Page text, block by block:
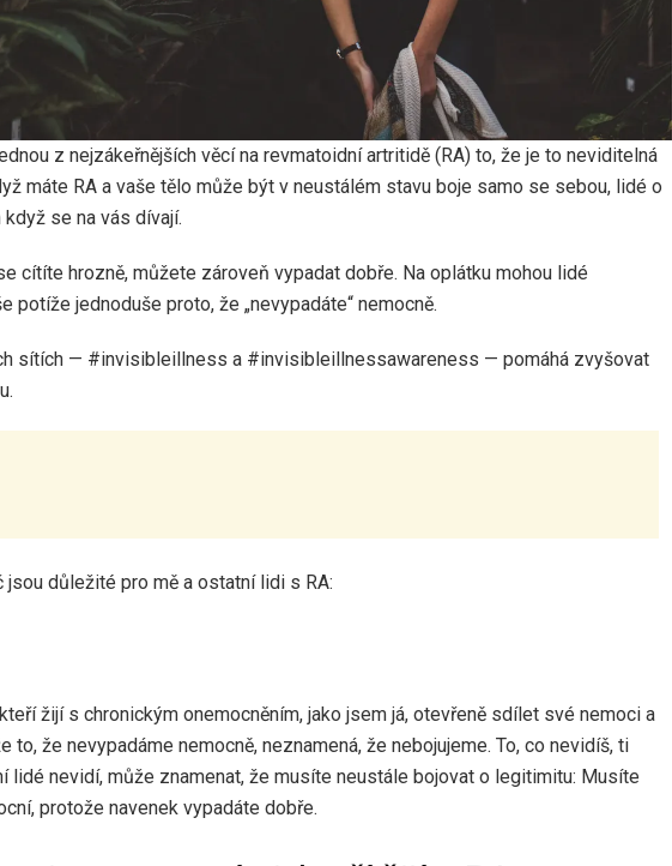
z nejzákeřnějších věcí na revmatoidní artritidě (RA) to, že je to neviditelná
máte RA a vaše tělo může být v neustálém stavu boje samo se sebou, lidé o
se na vás dívají.
cítíte hrozně, můžete zároveň vypadat dobře. Na oplátku mohou lidé
potíže jednoduše proto, že „nevypadáte“ nemocně.
sítích — #invisibleillness a #invisibleillnessawareness — pomáhá zvyšovat
důležité pro mě a ostatní lidi s RA:
žijí s chronickým onemocněním, jako jsem já, otevřeně sdílet své nemoci a
to, že nevypadáme nemocně, neznamená, že nebojujeme. To, co nevidíš, ti
lidé nevidí, může znamenat, že musíte neustále bojovat o legitimitu: Musíte
protože navenek vypadáte dobře.